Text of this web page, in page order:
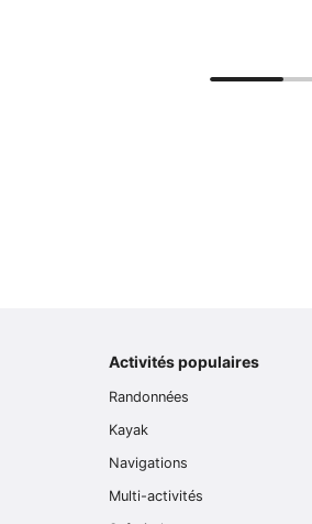
Activités populaires
Randonnées
Kayak
Navigations
Multi-activités